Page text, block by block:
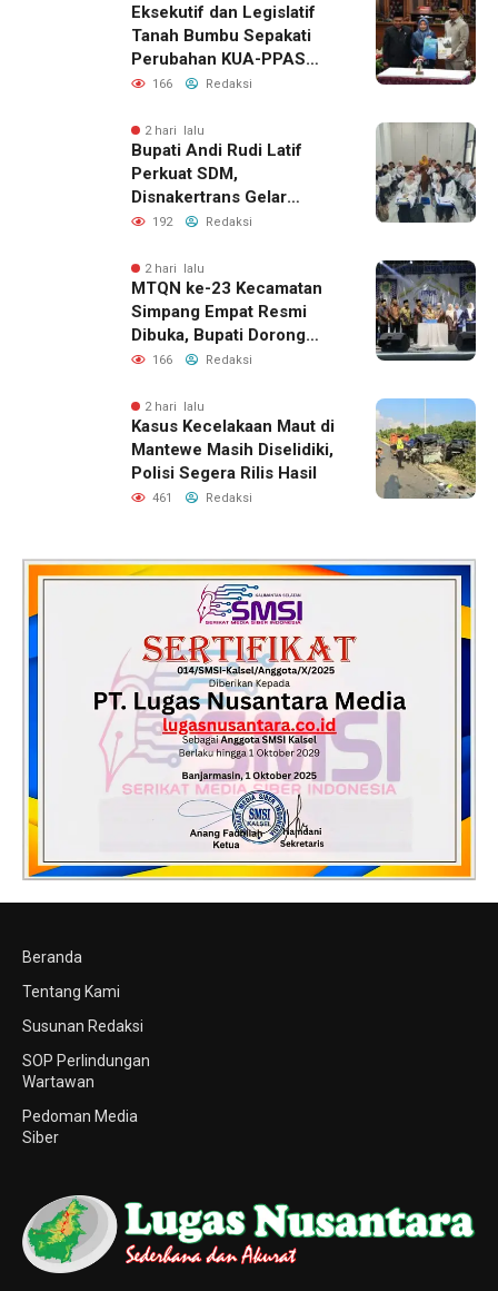
Eksekutif dan Legislatif
Tanah Bumbu Sepakati
Perubahan KUA-PPAS
2026, Perkuat Sinergi
166 Redaksi
2 hari lalu
Bupati Andi Rudi Latif
Perkuat SDM,
Disnakertrans Gelar
Pelatihan Desain Grafis
192 Redaksi
2 hari lalu
MTQN ke-23 Kecamatan
Simpang Empat Resmi
Dibuka, Bupati Dorong
Lahirnya Generasi Qur’ani
166 Redaksi
2 hari lalu
Kasus Kecelakaan Maut di
Mantewe Masih Diselidiki,
Polisi Segera Rilis Hasil
461 Redaksi
Beranda
Tentang Kami
Susunan Redaksi
SOP Perlindungan
Wartawan
Pedoman Media
Siber